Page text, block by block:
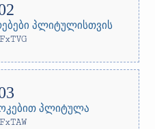
პლიტულისთვის
პლიტულა